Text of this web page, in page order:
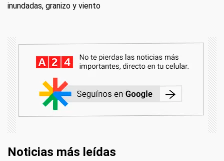
inundadas, granizo y viento
Noticias más leídas